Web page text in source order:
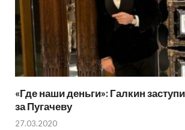
«Где наши деньги»: Галкин
за Пугачеву
27.03.2020